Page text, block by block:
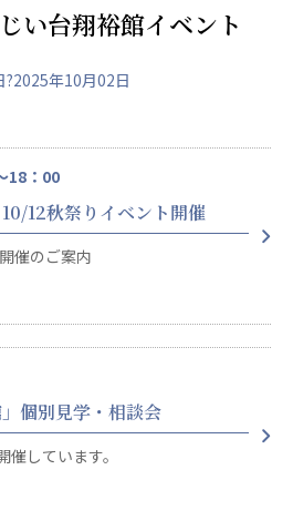
鷹揚館
家
事業団
七星
せきれい
い台翔裕館イベント
?2025年10月02日
18：00
12秋祭りイベント開催
催のご案内
個別見学・相談会
しています。